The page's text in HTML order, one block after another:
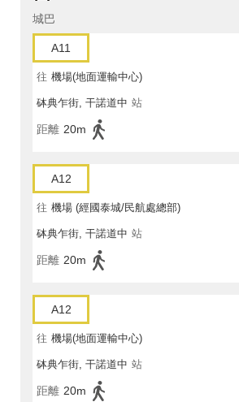
城巴
A11
往 機場(地面運輸中心)
砵典乍街, 干諾道中 站
距離 20m
A12
往 機場 (經國泰城/民航處總部)
砵典乍街, 干諾道中 站
距離 20m
A12
往 機場(地面運輸中心)
砵典乍街, 干諾道中 站
距離 20m